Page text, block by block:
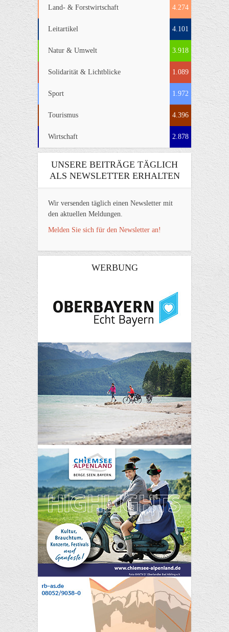
Land- & Forstwirtschaft 4.274
Leitartikel 4.101
Natur & Umwelt 3.918
Solidarität & Lichtblicke 1.089
Sport 1.972
Tourismus 4.396
Wirtschaft 2.878
UNSERE BEITRÄGE TÄGLICH
ALS NEWSLETTER ERHALTEN
Wir versenden täglich einen Newsletter mit
den aktuellen Meldungen.
Melden Sie sich für den Newsletter an!
WERBUNG